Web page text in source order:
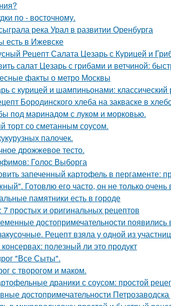
по - восточному.
река Урал в развитии Оренбурга
есть в Ижевске
Рецепт Салата Цезарь с Курицей и
салат Цезарь с грибами и ветчиной:
факты о метро Москвы
с курицей и шампиньонами: классический
Бородинского хлеба на закваске в
под маринадом с луком и морковью.
торт со сметанным соусом.
палочек.
дрожжевое тесто.
Голос Выборга
запеченный картофель в пергаменте:
Готовлю его часто, он не только очень
памятники есть в городе
7 простых и оригинальных рецептов
достопримечательности появились
Рецепт взяла у одной из
полезный ли это продукт
"Все Сыты".
с творогом и маком.
драники с соусом: простой
достопримечательности